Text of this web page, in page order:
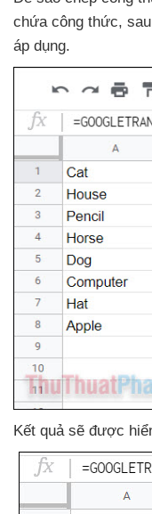
chứa công thức,
áp dụng.
Kết quả sẽ được